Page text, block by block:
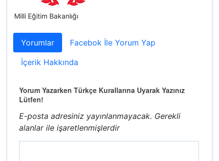
Milli Eğitim Bakanlığı
Yorumlar
Facebok İle Yorum Yap
İçerik Hakkında
Yorum Yazarken Türkçe Kurallarına Uyarak Yazınız
Lütfen!
E-posta adresiniz yayınlanmayacak. Gerekli
alanlar ile işaretlenmişlerdir